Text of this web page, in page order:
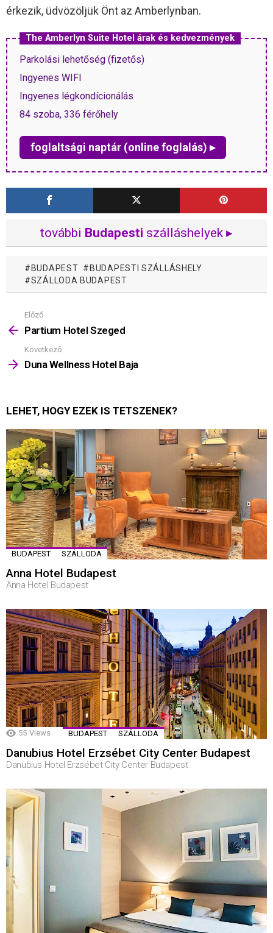
érkezik, üdvözöljük Önt az Amberlynban.
The Amberlyn Suite Hotel árak és kedvezmények
Parkolási lehetőség (fizetős)
Ingyenes WIFI
Ingyenes légkondícionálás
84 szoba, 336 férőhely
foglaltsági naptár (online foglalás) ▸
további Budapesti szálláshelyek ▸
BUDAPEST
BUDAPESTI SZÁLLÁSHELY
SZÁLLODA BUDAPEST
Mutass
többet
Előző
Partium Hotel Szeged
Következő
Duna Wellness Hotel Baja
LEHET, HOGY EZEK IS TETSZENEK?
BUDAPEST SZÁLLODA
Anna Hotel Budapest
Anna Hotel Budapest
55 Views BUDAPEST SZÁLLODA
Danubius Hotel Erzsébet City Center Budapest
Danubius Hotel Erzsébet City Center Budapest